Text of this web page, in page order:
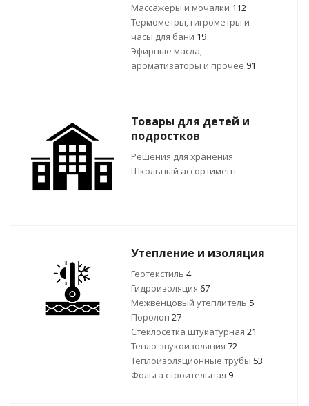
Массажеры и мочалки 112
Термометры, гигрометры и
часы для бани 19
Эфирные масла,
ароматизаторы и прочее 91
Товары для детей и
подростков
Решения для хранения
Школьный ассортимент
Утепление и изоляция
Геотекстиль 4
Гидроизоляция 67
Межвенцовый утеплитель 5
Поролон 27
Стеклосетка штукатурная 21
Тепло-звукоизоляция 72
Теплоизоляционные трубы 53
Фольга строительная 9